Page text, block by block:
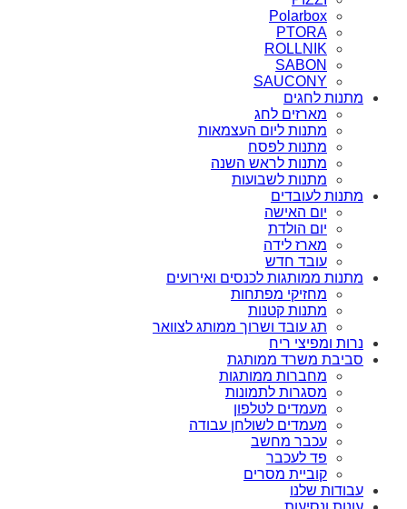
Polarbox
PTORA
ROLLNIK
SABON
SAUCONY
מתנות לחגים
מארזים לחג
מתנות ליום העצמאות
מתנות לפסח
מתנות לראש השנה
מתנות לשבועות
מתנות לעובדים
יום האישה
יום הולדת
מארז לידה
עובד חדש
מתנות ממותגות לכנסים ואירועים
מחזיקי מפתחות
מתנות קטנות
תג עובד ושרוך ממותג לצוואר
נרות ומפיצי ריח
סביבת משרד ממותגת
מחברות ממותגות
מסגרות לתמונות
מעמדים לטלפון
מעמדים לשולחן עבודה
עכבר מחשב
פד לעכבר
קוביית מסרים
עבודות שלנו